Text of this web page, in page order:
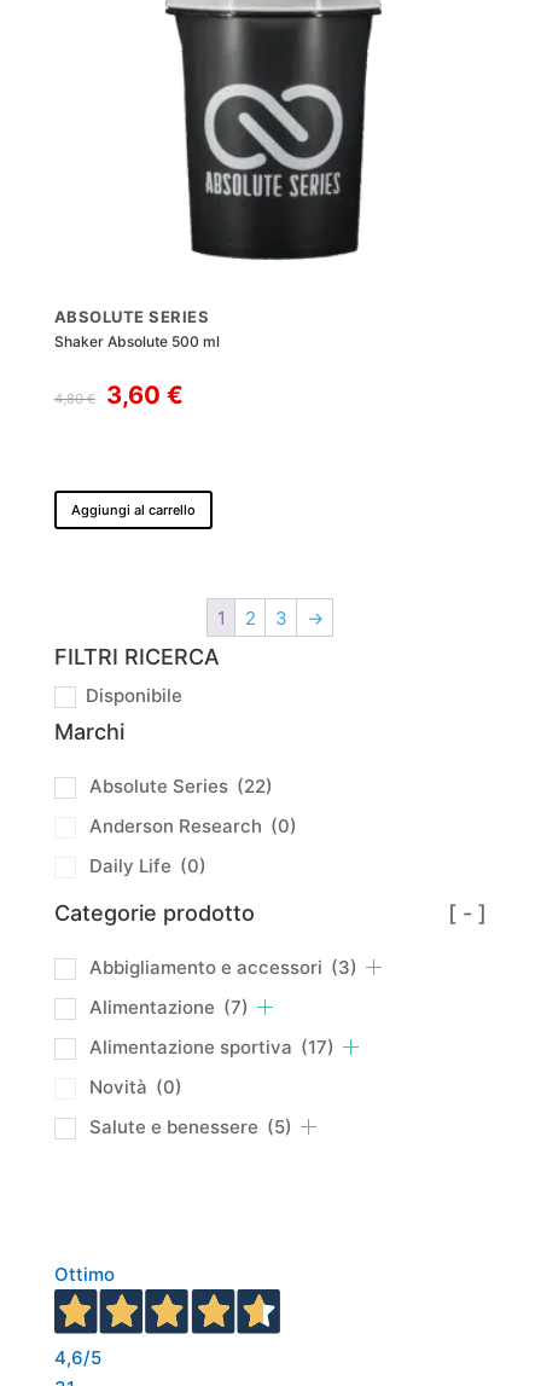
ABSOLUTE SERIES
Shaker Absolute 500 ml
4,80€
Il
prezzo
4,80 €.
3,60 €Il
3,60 €.
Aggiungi al carrello
1 2 3 →
FILTRI RICERCA
Disponibile
Marchi
Absolute Series (22)
Anderson Research (0)
Daily Life (0)
Categorie prodotto [ - ]
Abbigliamento e accessori (3)
Alimentazione (7)
Alimentazione sportiva (17)
Novità (0)
Salute e benessere (5)
Ottimo
4,6/5